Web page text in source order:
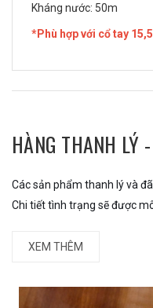
Kháng nước: 50m
*Phù hợp với cổ tay
HÀNG THANH LÝ
Các sản phẩm thanh lý và
Chi tiết tình trạng sẽ được
XEM THÊM